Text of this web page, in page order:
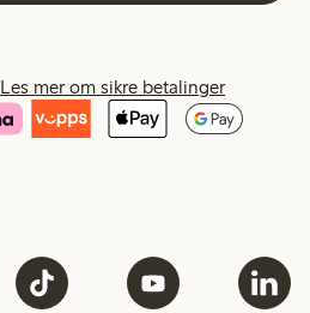
Les mer om sikre betalinger